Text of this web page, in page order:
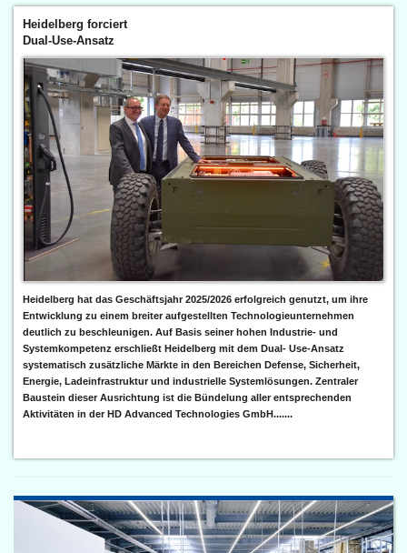
Heidelberg forciert
Dual-Use-Ansatz
Heidelberg hat das Geschäftsjahr 2025/2026 erfolgreich genutzt, um ihre
Entwicklung zu einem breiter aufgestellten Technologieunternehmen
deutlich zu beschleunigen. Auf Basis seiner hohen Industrie- und
Systemkompetenz erschließt Heidelberg mit dem Dual- Use-Ansatz
systematisch zusätzliche Märkte in den Bereichen Defense, Sicherheit,
Energie, Ladeinfrastruktur und industrielle Systemlösungen. Zentraler
Baustein dieser Ausrichtung ist die Bündelung aller entsprechenden
Aktivitäten in der HD Advanced Technologies GmbH.......